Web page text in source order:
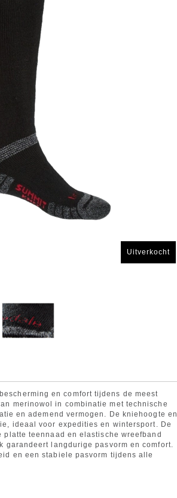
Uitverkocht
en comfort tijdens de meest
merinowol in combinatie met technische
en ademend vermogen. De kniehoogte en
ideaal voor expedities en wintersport. De
teennaad en elastische wreefband
garandeert langdurige pasvorm en comfort.
en een stabiele pasvorm tijdens alle